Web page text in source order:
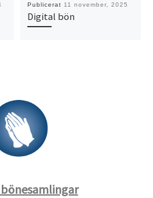
Publicerat 11 november, 2025
Digital bön